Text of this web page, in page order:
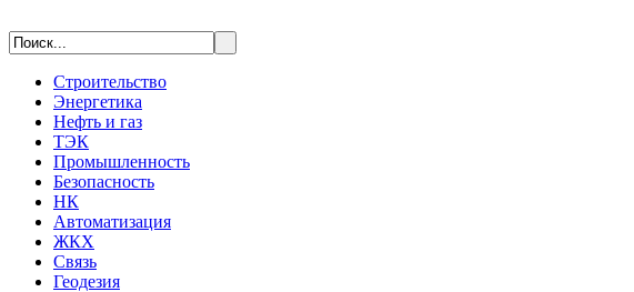
Строительство
Энергетика
Нефть и газ
ТЭК
Промышленность
Безопасность
НК
Автоматизация
ЖКХ
Связь
Геодезия